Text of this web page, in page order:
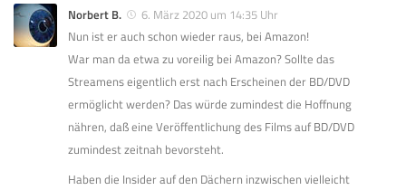
Norbert B.
6. März 2020 um 14:35 Uhr
Nun ist er auch schon wieder raus, bei Amazon!
War man da etwa zu voreilig bei Amazon? Sollte das
Streamens eigentlich erst nach Erscheinen der BD/DVD
ermöglicht werden? Das würde zumindest die Hoffnung
nähren, daß eine Veröffentlichung des Films auf BD/DVD
zumindest zeitnah bevorsteht.
Haben die Insider auf den Dächern inzwischen vielleicht